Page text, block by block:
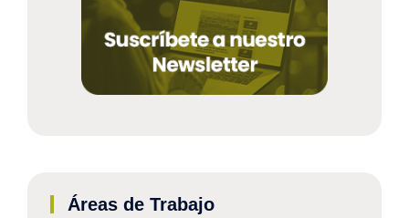
Áreas de Trabajo